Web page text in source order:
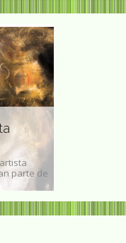
Miren Ortubay
abogada
Miren Ortubay Fuentes
marzo de 1958) es una
criminóloga española,...